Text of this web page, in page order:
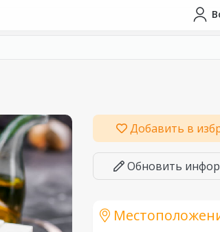
Добавить в
Обновить